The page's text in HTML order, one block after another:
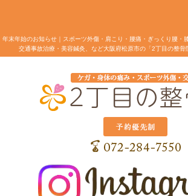
年末年始のお知らせ｜スポーツ外傷・肩こり・腰痛・ぎっくり腰・
交通事故治療・美容鍼灸、など大阪府松原市の「2丁目の整骨